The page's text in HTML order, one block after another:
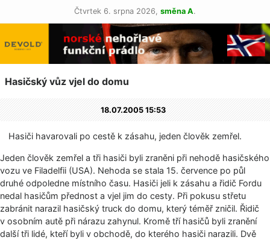
Čtvrtek 6. srpna 2026, směna A.
Hasičský vůz vjel do domu
18.07.2005 15:53
Hasiči havarovali po cestě k zásahu, jeden člověk zemřel.
Jeden člověk zemřel a tři hasiči byli zraněni při nehodě hasičského
vozu ve Filadelfii (USA). Nehoda se stala 15. července po půl
druhé odpoledne místního času. Hasiči jeli k zásahu a řidič Fordu
nedal hasičům přednost a vjel jim do cesty. Při pokusu střetu
zabránit narazil hasičský truck do domu, který téměř zničil. Řidič
v osobním autě při nárazu zahynul. Kromě tří hasičů byli zranění
další tři lidé, kteří byli v obchodě, do kterého hasiči narazili. Dvě